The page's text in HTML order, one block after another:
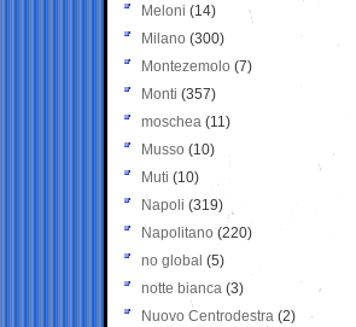
Meloni (14)
Milano (300)
Montezemolo (7)
Monti (357)
moschea (11)
Musso (10)
Muti (10)
Napoli (319)
Napolitano (220)
no global (5)
notte bianca (3)
Nuovo Centrodestra (2)